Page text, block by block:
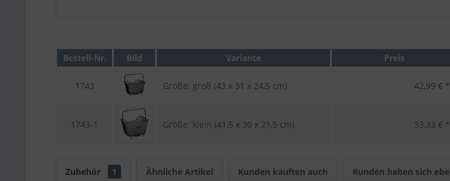
Bestell-Nr. Bild Variante Preis
1743 Größe: groß (43 x 31 x 24,5 cm) 42,99 € *
1743-1 Größe: klein (41,5 x 30 x 21,5 cm) 33,33 € *
Zubehör 1 Ähnliche Artikel Kunden kauften auch Kunden haben sich